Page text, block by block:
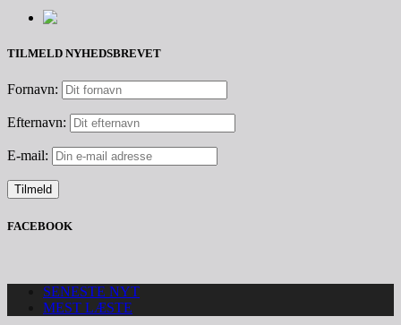
TILMELD NYHEDSBREVET
Fornavn:
Efternavn:
E-mail:
FACEBOOK
SENESTE NYT
MEST LÆSTE